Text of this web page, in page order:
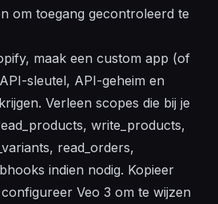
om toegang gecontroleerd te
maak een custom app (of
sleutel, API-geheim en
Verleen scopes die bij je
write_products,
read_orders,
indien nodig. Kopieer
Veo 3 om te wijzen